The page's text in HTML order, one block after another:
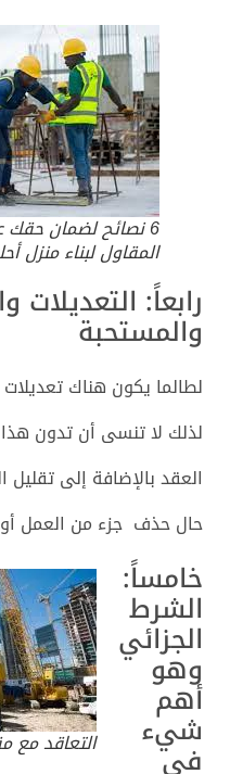
6 نصائح لضمان حقك
المقاول لبناء منزل
رابعاً: التعديلات
والمستحبة
لطالما يكون هناك
لذلك لا تنسى أن تدون هذا
العقد بالإضافة إلى تقليل
حال حذف جزء من العمل أو
التعاقد مع
خامساً:
الشرط
الجزائي
وهو
أهم
شيء
في